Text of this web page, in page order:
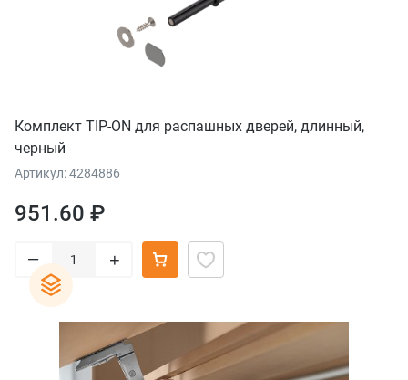
Комплект TIP-ON для распашных дверей, длинный,
черный
Артикул: 4284886
951.60 ₽
– +